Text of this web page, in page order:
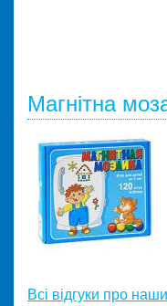
Магнітна
Всі відгуки про